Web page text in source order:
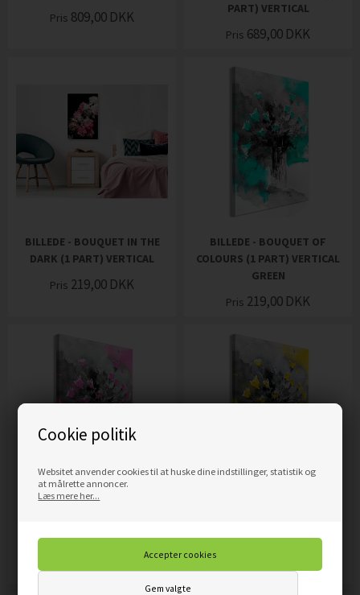
Cookie politik
Websitet anvender cookies til at huske dine indstillinger, statistik og
at målrette annoncer.
Læs mere her...
Pris 809,00 DKK
PART) VERTICAL
Pris 689,00 DKK
BILLEDE - BOUQUET IN THE
DARK (1 PART) VERTICAL
Pris 219,00 DKK
BILLEDE - BOUQUET OF
COLOURS (1 PART) VERTICAL
GREEN
Pris 219,00 DKK
PINK
Pris219,00DKK
YELLOW
Pris219,00DKK